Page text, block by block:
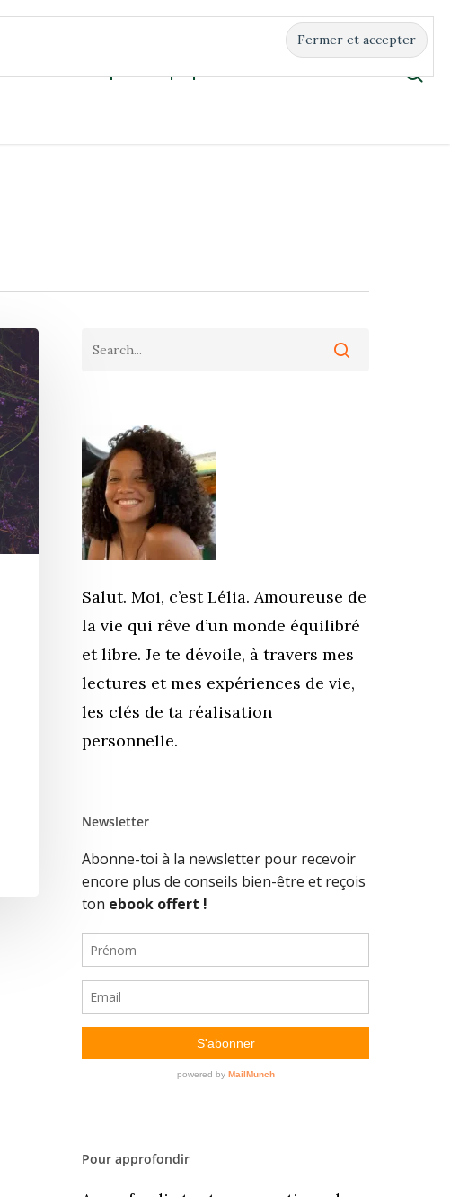
Salut. Moi, c’est Lélia. Amoureuse de
la vie qui rêve d’un monde équilibré
et libre. Je te dévoile, à travers mes
lectures et mes expériences de vie,
les clés de ta réalisation
personnelle.
Newsletter
Pour approfondir